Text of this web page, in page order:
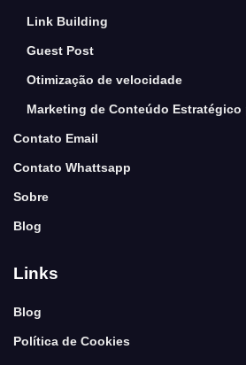
Link Building
Guest Post
Otimização de velocidade
Marketing de Conteúdo Estratégico
Contato Email
Contato Whattsapp
Sobre
Blog
Links
Blog
Política de Cookies